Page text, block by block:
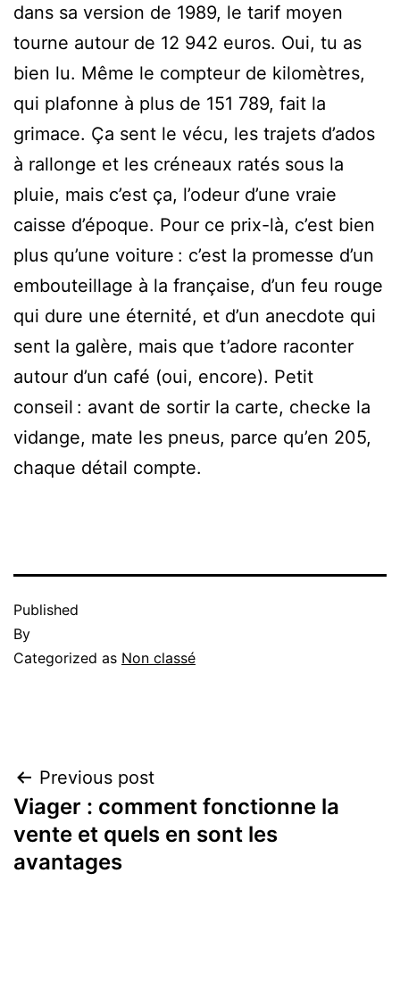
dans sa version de 1989, le tarif moyen
tourne autour de 12 942 euros. Oui, tu as
bien lu. Même le compteur de kilomètres,
qui plafonne à plus de 151 789, fait la
grimace. Ça sent le vécu, les trajets d’ados
à rallonge et les créneaux ratés sous la
pluie, mais c’est ça, l’odeur d’une vraie
caisse d’époque. Pour ce prix-là, c’est bien
plus qu’une voiture : c’est la promesse d’un
embouteillage à la française, d’un feu rouge
qui dure une éternité, et d’un anecdote qui
sent la galère, mais que t’adore raconter
autour d’un café (oui, encore). Petit
conseil : avant de sortir la carte, checke la
vidange, mate les pneus, parce qu’en 205,
chaque détail compte.
Published
By
Categorized as Non classé
Previous post
Viager : comment fonctionne la
vente et quels en sont les
avantages